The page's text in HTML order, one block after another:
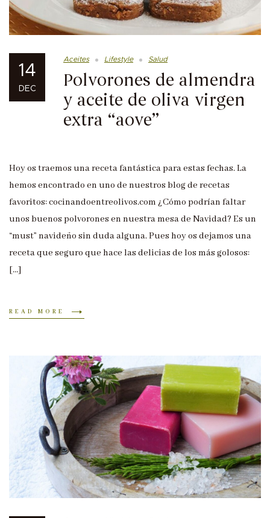
14
DEC
Aceites Lifestyle Salud
Polvorones de almendra
y aceite de oliva virgen
extra “aove”
Hoy os traemos una receta fantástica para estas fechas. La
hemos encontrado en uno de nuestros blog de recetas
favoritos: cocinandoentreolivos.com ¿Cómo podrían faltar
unos buenos polvorones en nuestra mesa de Navidad? Es un
“must” navideño sin duda alguna. Pues hoy os dejamos una
receta que seguro que hace las delicias de los más golosos:
[…]
READ MORE